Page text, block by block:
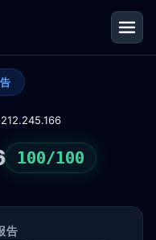
100/100
告